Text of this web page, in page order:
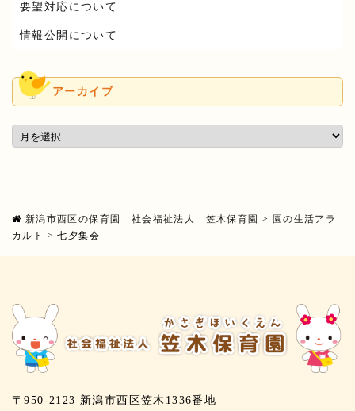
要望対応について
情報公開について
アーカイブ
新潟市西区の保育園 社会福祉法人 笠木保育園 >
園の生活アラ
カルト
>七夕集会
〒950-2123 新潟市西区笠木1336番地